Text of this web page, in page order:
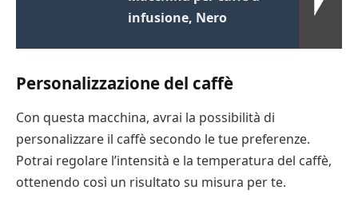
infusione, Nero
Personalizzazione del caffè
Con questa macchina, avrai la possibilità di
personalizzare il caffè secondo le tue preferenze.
Potrai regolare l’intensità e la temperatura del caffè,
ottenendo così un risultato su misura per te.